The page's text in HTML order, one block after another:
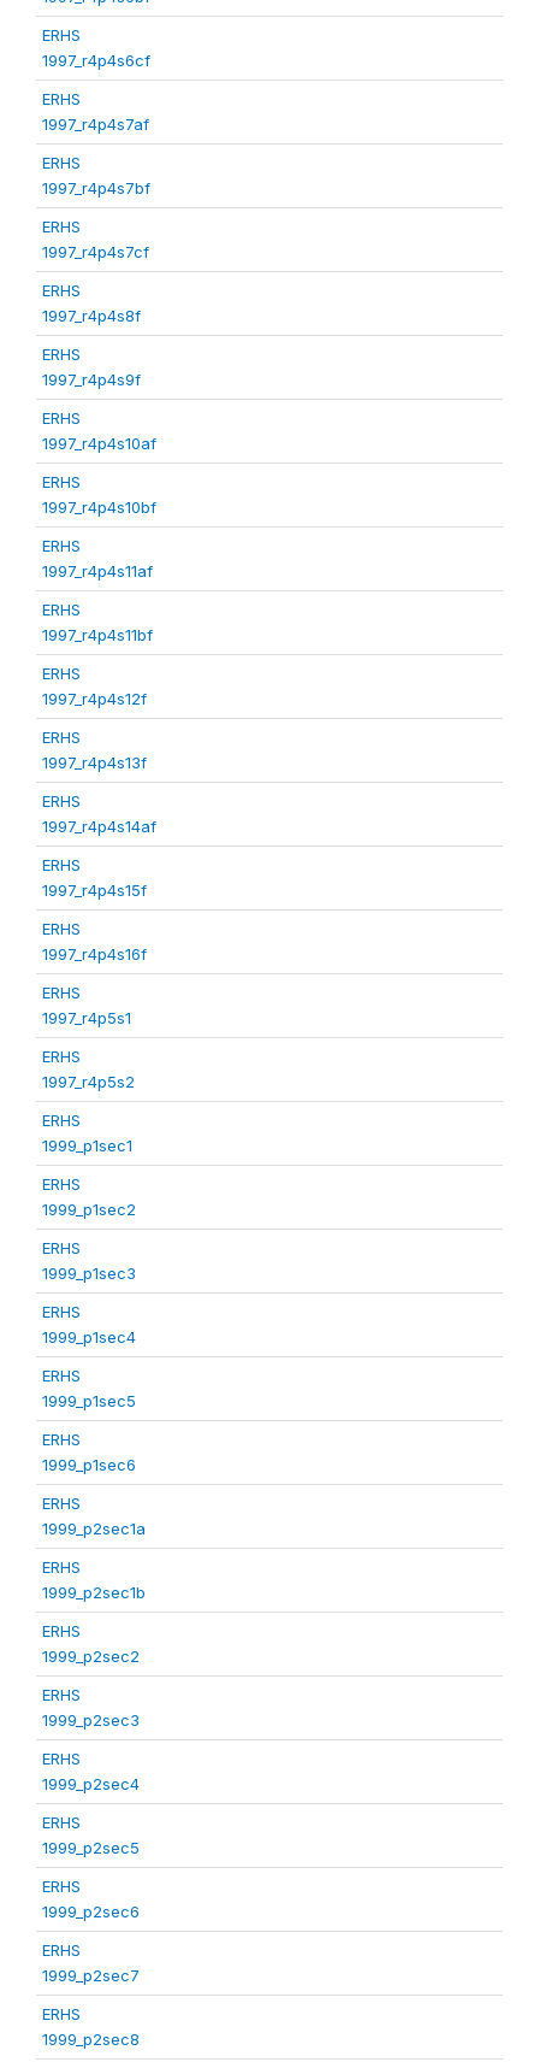
ERHS
1997_r4p4s6cf
ERHS
1997_r4p4s7af
ERHS
1997_r4p4s7bf
ERHS
1997_r4p4s7cf
ERHS
1997_r4p4s8f
ERHS
1997_r4p4s9f
ERHS
1997_r4p4s10af
ERHS
1997_r4p4s10bf
ERHS
1997_r4p4s11af
ERHS
1997_r4p4s11bf
ERHS
1997_r4p4s12f
ERHS
1997_r4p4s13f
ERHS
1997_r4p4s14af
ERHS
1997_r4p4s15f
ERHS
1997_r4p4s16f
ERHS
1997_r4p5s1
ERHS
1997_r4p5s2
ERHS
1999_p1sec1
ERHS
1999_p1sec2
ERHS
1999_p1sec3
ERHS
1999_p1sec4
ERHS
1999_p1sec5
ERHS
1999_p1sec6
ERHS
1999_p2sec1a
ERHS
1999_p2sec1b
ERHS
1999_p2sec2
ERHS
1999_p2sec3
ERHS
1999_p2sec4
ERHS
1999_p2sec5
ERHS
1999_p2sec6
ERHS
1999_p2sec7
ERHS
1999_p2sec8